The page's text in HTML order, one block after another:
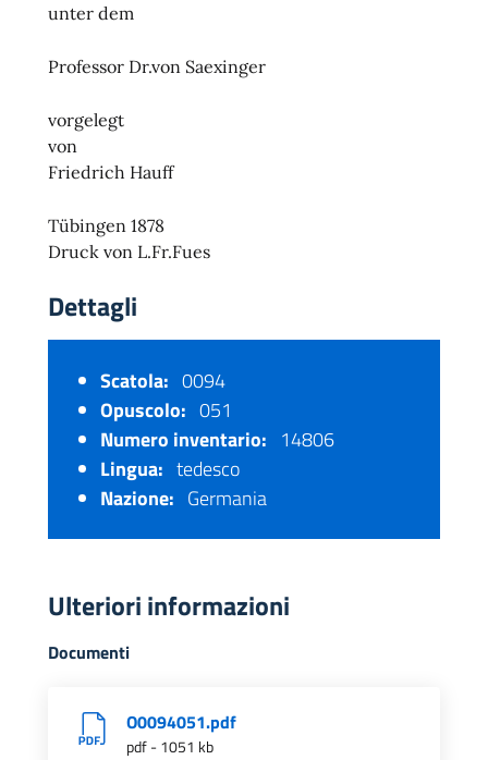
unter dem
Professor Dr.von Saexinger
vorgelegt
von
Friedrich Hauff
Tübingen 1878
Druck von L.Fr.Fues
Dettagli
Scatola: 0094
Opuscolo: 051
Numero inventario: 14806
Lingua: tedesco
Nazione: Germania
Ulteriori informazioni
Documenti
O0094051.pdf
pdf - 1051 kb